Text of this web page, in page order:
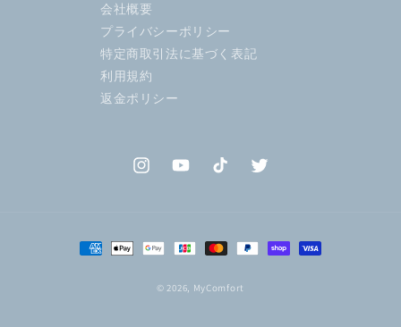
会社概要
プライバシーポリシー
特定商取引法に基づく表記
利用規約
返金ポリシー
InstagramYouTubeTikTok Twitter
決
済
© 2026, MyComfort